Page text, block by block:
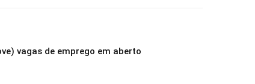
vagas de emprego em aberto